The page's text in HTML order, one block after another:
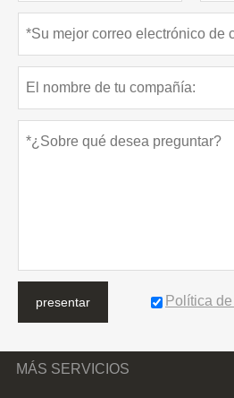
presentar Política
MÁS SERVICIOS